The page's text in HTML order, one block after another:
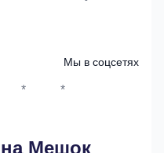
Мы в соцсетях
* *
Мешок